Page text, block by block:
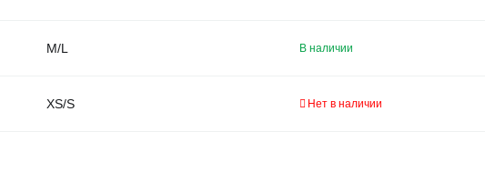
M/L В наличии
XS/S Нет в наличии